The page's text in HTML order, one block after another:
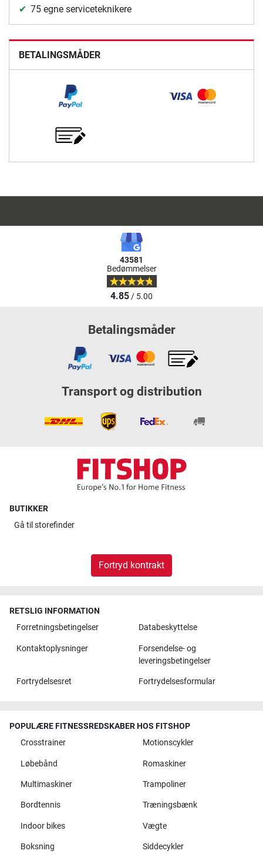
75 egne serviceteknikere
BETALINGSMÅDER
43581
Bedømmelser
4.85/ 5.00
Betalingsmåder
Transport og distribution
BUTIKKER
Gå til storefinder
Fortryd kontrakt
RETSLIG INFORMATION
Forretningsbetingelser
Databeskyttelse
Kontaktoplysninger
Forsendelse- og
leveringsbetingelser
Fortrydelsesret Fortrydelsesformular
POPULÆRE FITNESSREDSKABER HOS FITSHOP
Crosstrainer
Motionscykler
Løbebånd Romaskiner
Multimaskiner Trampoliner
Bordtennis Træningsbænk
Indoor bikes Vægte
Boksning Siddecykler